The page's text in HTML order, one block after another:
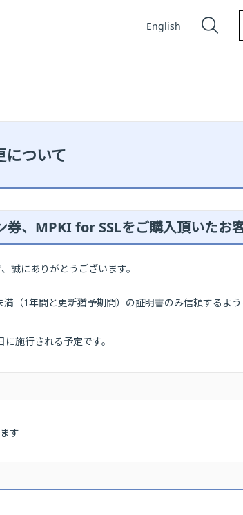
English
ついて
、MPKI for SSLをご購入頂いたお
誠にありがとうございます。
（1年間と更新猶予期間）の証明書のみ信頼するよ
施行される予定です。
す